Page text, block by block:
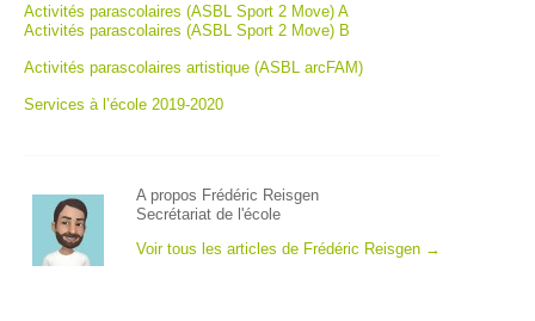
Activités parascolaires (ASBL Sport 2 Move) A
Activités parascolaires (ASBL Sport 2 Move) B
Activités parascolaires artistique (ASBL arcFAM)
Services à l’école 2019-2020
A propos Frédéric Reisgen
Secrétariat de l'école
Voir tous les articles de Frédéric Reisgen →